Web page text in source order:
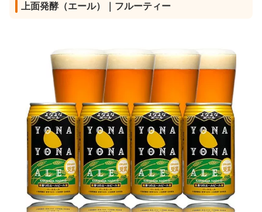
上面発酵（エール）｜フルーティー